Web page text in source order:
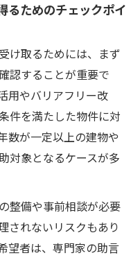
るためのチェックポイ
け取るためには、まず
認することが重要で
用やバリアフリー改
件を満たした物件に対
数が一定以上の建物や
対象となるケースが多
整備や事前相談が必要
されないリスクもあり
望者は、専門家の助言